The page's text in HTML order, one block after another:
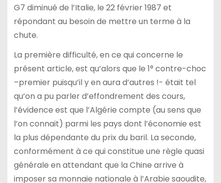
G7 diminué de l’Italie, le 22 février 1987 et
répondant au besoin de mettre un terme à la
chute.
La première difficulté, en ce qui concerne le
présent article, est qu’alors que le 1° contre-choc
–premier puisqu’il y en aura d’autres !- était tel
qu’on a pu parler d’effondrement des cours,
l’évidence est que l’Algérie compte (au sens que
l’on connait) parmi les pays dont l’économie est
la plus dépendante du prix du baril. La seconde,
conformément à ce qui constitue une règle quasi
générale en attendant que la Chine arrive à
imposer sa monnaie nationale à l’Arabie saoudite,